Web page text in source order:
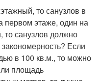
то санузлов в
первом этаже, один на
то санузлов должно
Если
в 100 кв.м., то можно
площадь